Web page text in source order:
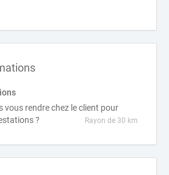
vous rendre chez le client pour
?
Rayon de 30 km